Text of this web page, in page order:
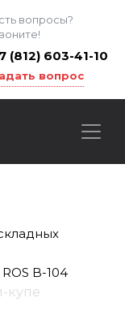
вопросы?
(812) 603-41-10
вопрос
B-104
купе